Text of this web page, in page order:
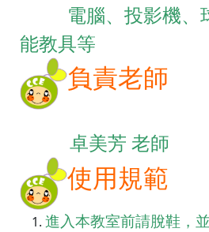
電腦、投影機、
能教具等
負責老師
卓美芳 老師
使用規範
進入本教室前請脫鞋，